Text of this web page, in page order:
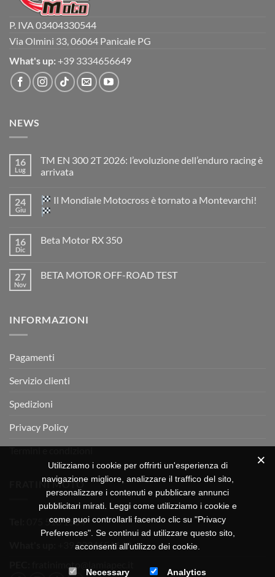
P. IVA 03404330544
Via Olmini 33, 06064 Panicale PG
What's up: +39 3334656649
NEWS
16
Lug
TM EN 300 2T 2026: l’evoluzione dell’enduro racing è
arrivata
su
TM
EN
2026:
è
arrivata
24
Giu
Il Mondiale Motocross è tornato a Montevarchi!
su
Motocross
è
16
Dic
Beta Motor RX 350
Beta
27
Nov
BETA MOTOR OFF-ROAD TEST
MOTOR
INFORMAZIONI
Pagamenti
Servizio clienti
Spedizioni
Privacy Policy
Termini e condizioni
FRATINI MOTO
075 518 1504
+39 3334656649
Utilizziamo i cookie per offrirti un'esperienza di
navigazione migliore, analizzare il traffico del sito,
personalizzare i contenuti e pubblicare annunci
pubblicitari mirati. Leggi come utilizziamo i cookie e
come puoi controllarli facendo clic su "Privacy
Preferences". Se continui ad utilizzare questo sito,
acconsenti all'utilizzo dei cookie.
Necessary Analytics